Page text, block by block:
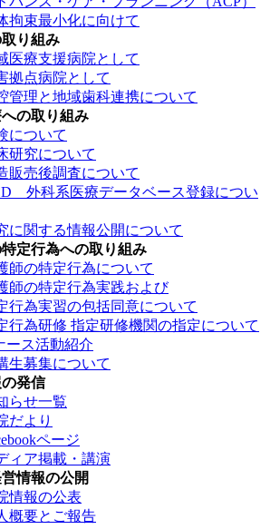
拘束最小化に向けて
り組み
医療支援病院として
拠点病院として
管理と地域歯科連携について
の取り組み
について
研究について
販売後調査について
外科系医療データベース登録につい
に関する情報公開について
定行為への取り組み
師の特定行為について
師の特定行為実践および
行為実習の包括同意について
行為研修 指定研修機関の指定について
ース活動紹介
生募集について
発信
らせ一覧
だより
ページ
ィア掲載・講演
情報の公開
情報の公表
概要とご報告